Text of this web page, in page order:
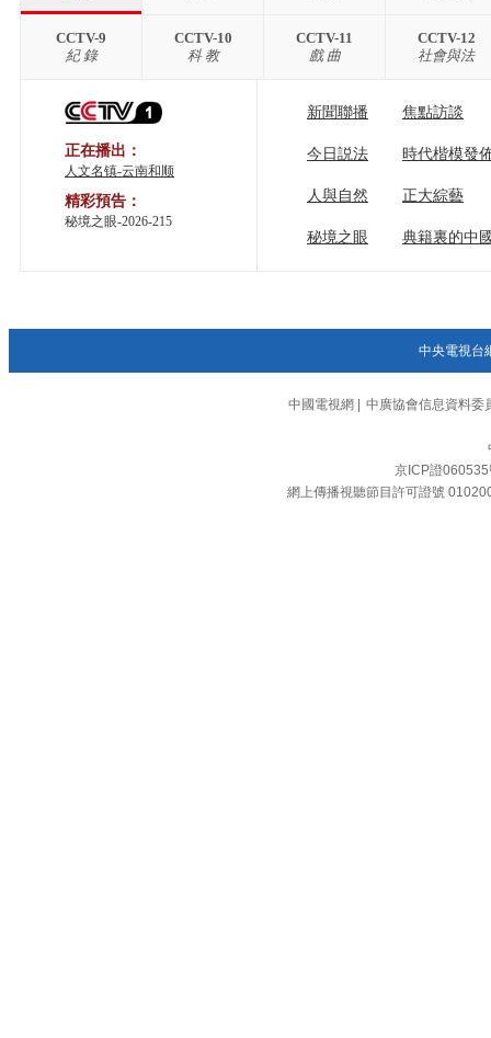
CCTV-9
紀 錄
CCTV-10
科 教
CCTV-11
戲 曲
CCTV-12
社會與法
正在播出：
人文名镇-云南和顺
精彩預告：
秘境之眼-2026-215
新聞聯播 焦點訪談
今日説法 時代楷模發
人與自然 正大綜藝
秘境之眼 典籍裏的中
中央電視台
中國電視網 中廣協會信息資料委
京ICP證060535
網上傳播視聽節目許可證號